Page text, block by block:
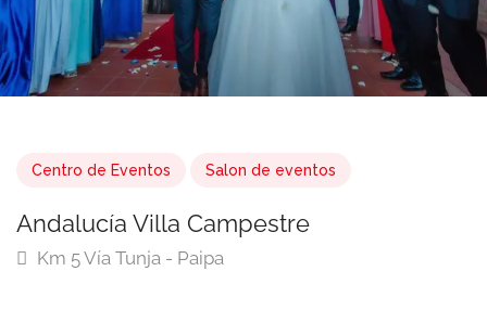
Centro de Eventos Salon de eventos
Andalucía Villa Campestre
Km 5 Vía Tunja - Paipa